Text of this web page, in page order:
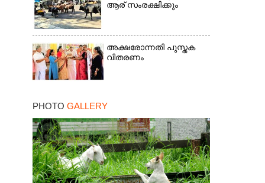
ആര് സംരക്ഷിക്കും
അക്ഷരോന്നതി പുസ്തക
വിതരണം
PHOTO GALLERY